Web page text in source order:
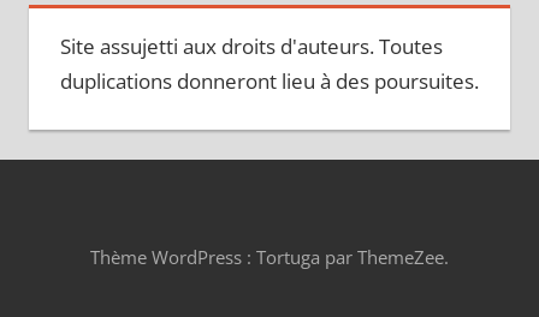
Site assujetti aux droits d'auteurs. Toutes
duplications donneront lieu à des poursuites.
Thème WordPress : Tortuga par ThemeZee.